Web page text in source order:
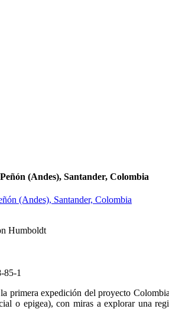
(Andes), Santander, Colombia
Humboldt
85-1
primera expedición del proyecto
o epigea), con miras a explorar una